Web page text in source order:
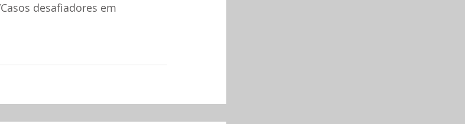
desafiadores em